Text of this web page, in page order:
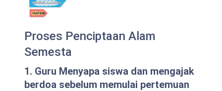
Proses Penciptaan Alam
Semesta
1. Guru Menyapa siswa dan mengajak
berdoa sebelum memulai pertemuan